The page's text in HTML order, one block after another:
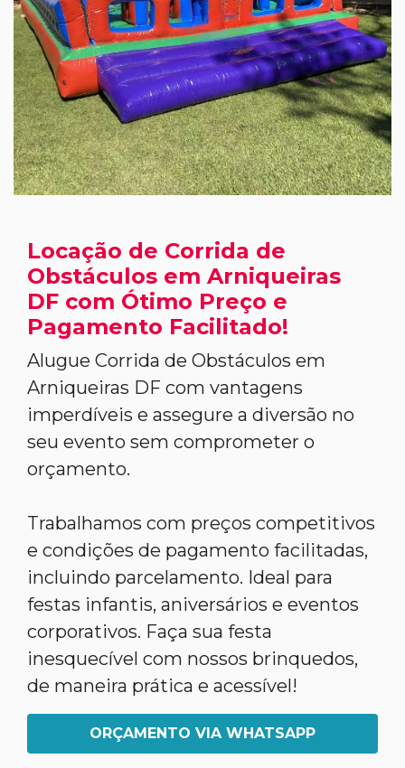
Locação de Corrida de
Obstáculos em Arniqueiras
DF com Ótimo Preço e
Pagamento Facilitado!
Alugue Corrida de Obstáculos em
Arniqueiras DF com vantagens
imperdíveis e assegure a diversão no
seu evento sem comprometer o
orçamento.
Trabalhamos com preços competitivos
e condições de pagamento facilitadas,
incluindo parcelamento. Ideal para
festas infantis, aniversários e eventos
corporativos. Faça sua festa
inesquecível com nossos brinquedos,
de maneira prática e acessível!
ORÇAMENTO VIA WHATSAPP